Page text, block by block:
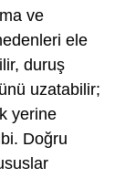
ve
ele
duruş
uzatabilir;
yerine
Doğru